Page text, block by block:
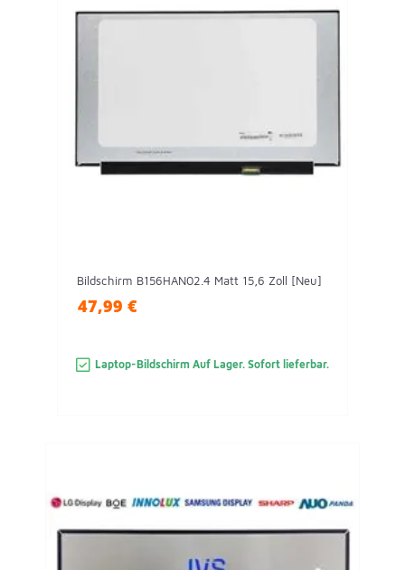
Bildschirm B156HAN02.4 Matt 15,6 Zoll [Neu]
47,99 €
Laptop-Bildschirm Auf Lager. Sofort lieferbar.